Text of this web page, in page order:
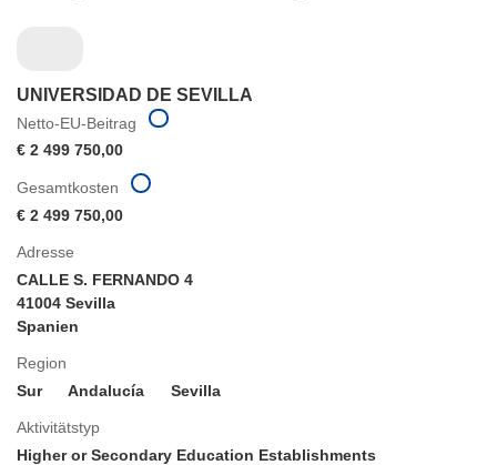
UNIVERSIDAD DE SEVILLA
Netto-EU-Beitrag
€ 2 499 750,00
Adresse
CALLE S. FERNANDO 4
41004 Sevilla
Spanien
Region
Sur
Andalucía Sevilla
Aktivitätstyp
Higher or Secondary Education Establishments
Gesamtkosten
€ 2 499 750,00